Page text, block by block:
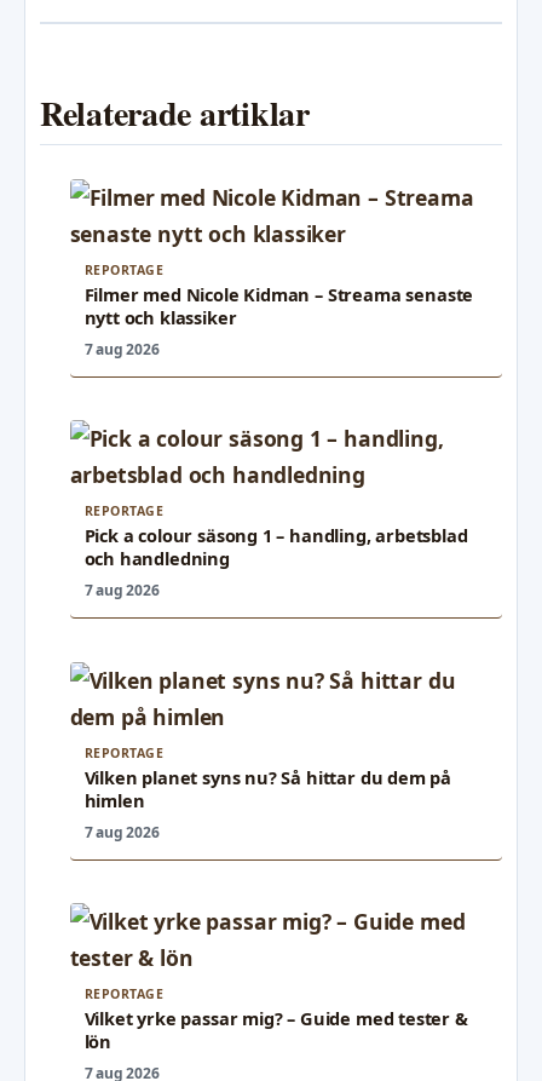
Relaterade artiklar
REPORTAGE
Filmer med Nicole Kidman – Streama senaste
nytt och klassiker
7 aug 2026
REPORTAGE
Pick a colour säsong 1 – handling, arbetsblad
och handledning
7 aug 2026
REPORTAGE
Vilken planet syns nu? Så hittar du dem på
himlen
7 aug 2026
REPORTAGE
Vilket yrke passar mig? – Guide med tester &
lön
7 aug 2026